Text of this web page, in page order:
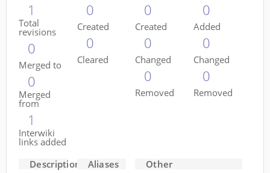
1
Total
revisions
0
Merged to
0
Merged
from
1
Interwiki
links added
0
Created
0
Cleared
0
Created
0
Changed
0
Removed
0
Added
0
Changed
0
Removed
Descriptions Aliases Other